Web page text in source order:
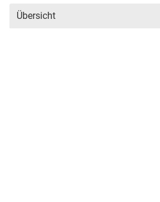
Übersicht